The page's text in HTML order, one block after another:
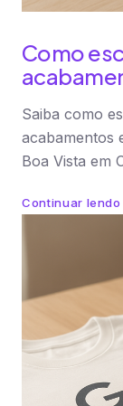
Como
Saiba como
acabamentos
Boa Vista em
Continuar lendo